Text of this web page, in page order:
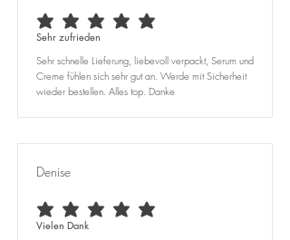
durchschnittliches Rating ist 5 von 5
Sehr zufrieden
Sehr schnelle Lieferung, liebevoll verpackt, Serum und
Creme fühlen sich sehr gut an. Werde mit Sicherheit
wieder bestellen. Alles top. Danke
Denise
durchschnittliches Rating ist 5 von 5
Vielen Dank